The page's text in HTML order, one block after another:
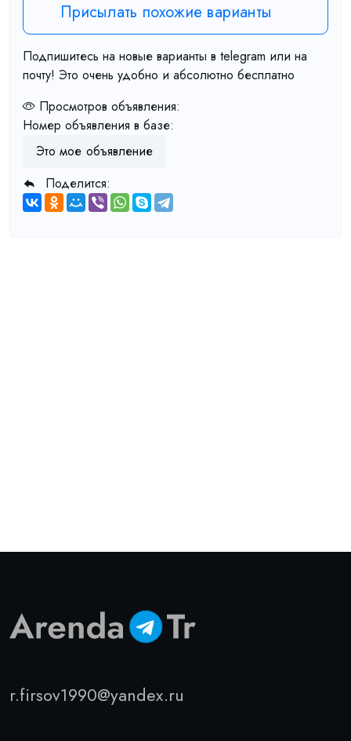
Присылать похожие варианты
Подпишитесь на новые варианты в telegram или на
почту! Это очень удобно и абсолютно бесплатно
Просмотров объявления:
Номер объявления в базе:
Это мое объявление
Поделится:
r.firsov1990@yandex.ru